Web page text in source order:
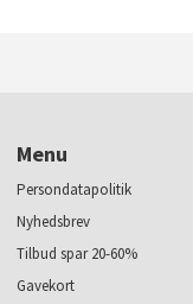
Menu
Persondatapolitik
Nyhedsbrev
Tilbud spar 20-60%
Gavekort